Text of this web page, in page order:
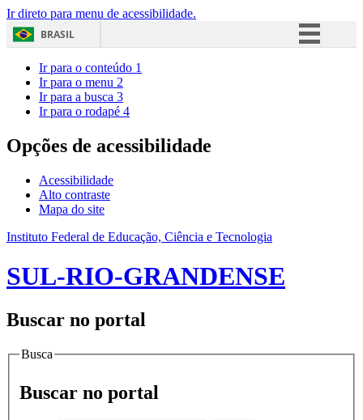
Ir direto para menu de acessibilidade.
BRASIL
Acesso à informação
Ir para o conteúdo 1
Ir para o menu 2
Ir para a busca 3
Ir para o rodapé 4
Opções de acessibilidade
Acessibilidade
Alto contraste
Mapa do site
Instituto Federal de Educação, Ciência e Tecnologia
SUL-RIO-GRANDENSE
Buscar no portal
Busca
Buscar no portal